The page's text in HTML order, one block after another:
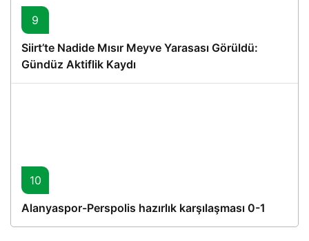
9
Siirt’te Nadide Mısır Meyve Yarasası Görüldü:
Gündüz Aktiflik Kaydı
10
Alanyaspor-Perspolis hazırlık karşılaşması 0-1